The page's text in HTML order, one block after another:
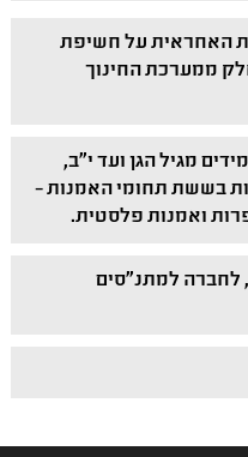
האחראית על חשיפת
ממערכת החינוך
מגיל הגן ועד י"ב,
בששת תחומי האמנות –
ואמנות פלסטית.
לחברה למתנ"סים